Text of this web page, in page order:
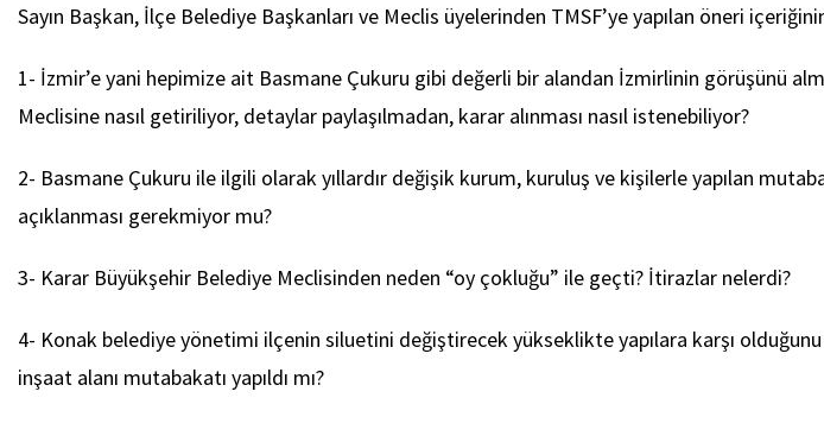
Sayın Başkan, İlçe Belediye Başkanları ve Meclis üyelerinden TMSF’ye yapılan öneri
1- İzmir’e yani hepimize ait Basmane Çukuru gibi değerli bir alandan İzmirlinin görüşünü
Meclisine nasıl getiriliyor, detaylar paylaşılmadan, karar alınması nasıl istenebiliyor?
2- Basmane Çukuru ile ilgili olarak yıllardır değişik kurum, kuruluş ve kişilerle yapılan
açıklanması gerekmiyor mu?
3- Karar Büyükşehir Belediye Meclisinden neden “oy çokluğu” ile geçti? İtirazlar nelerdi?
4- Konak belediye yönetimi ilçenin siluetini değiştirecek yükseklikte yapılara karşı
inşaat alanı mutabakatı yapıldı mı?